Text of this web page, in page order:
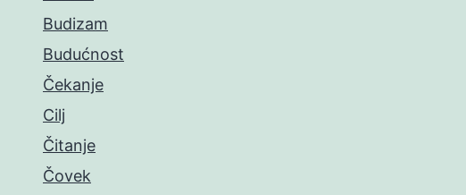
Budizam
Budućnost
Čekanje
Cilj
Čitanje
Čovek